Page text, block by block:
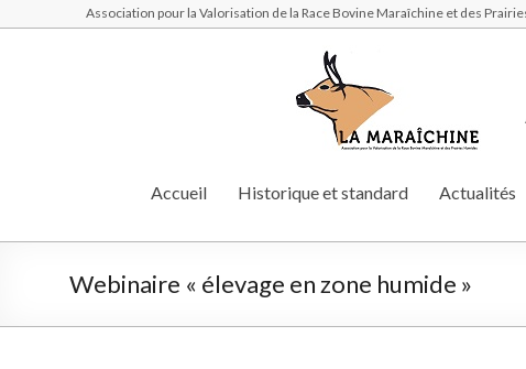
Association pour la Valorisation de la Race Bovine Maraîchine et des
Accueil Historique et standard Actualités
Webinaire « élevage en zone humide »